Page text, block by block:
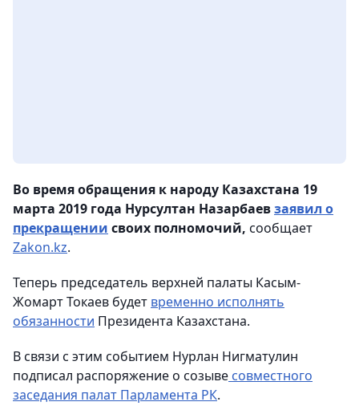
Во время обращения к народу Казахстана 19
марта 2019 года Нурсултан Назарбаевзаявил о
прекращении своих полномочий, сообщает
Zakon.kz.
Теперь председатель верхней палаты Касым-
Жомарт Токаев будет временно исполнять
обязанности Президента Казахстана.
В связи с этим событием Нурлан Нигматулин
подписал распоряжение о созыве совместного
заседания палат Парламента РК.